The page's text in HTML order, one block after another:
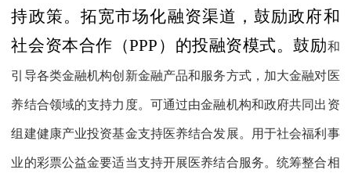
持政策。拓宽市场化融资渠道，鼓励政府和
社会资本合作（PPP ）的投融资模式。鼓励和
引导各类金融机构创新金融产品和服务方式，加大金融对医
养结合领域的支持力度。可通过由金融机构和政府共同出资
组建健康产业投资基金支持医养结合发展。用于社会福利事
业的彩票公益金要适当支持开展医养结合服务。统筹整合相